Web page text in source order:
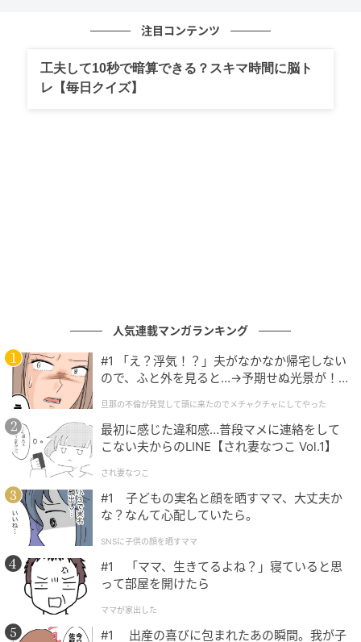
んです」と熱い思いも語っていました。
現場を支える姿勢と熱意
#1 夫の「元不倫相手」から、１通の手紙が
届きました。
の記事をもっとみる
注目コンテンツ
工夫して10秒で暗算できる？スキマ時間に脳ト
レ【毎日クイズ】
人気連載マンガランキング
#1 「え？浮気！？」夫がなかなか帰宅しない
ので、ふと外を見ると…→予期せぬ光景が！
クチャにしてやった
旦那の不倫が発覚して頭に来たのでメチャクチャにしてやった
最初に感じた違和感…普段マメに連絡をして
こない夫からのLINE【され妻なつこ Vol.1】
され妻なつこ
#1 子どもの実名と顔を晒すママ、大丈夫か
な？なんて心配していたら。
SNSに子供の顔を晒すママ
#1 「ママ、生きてるよね？」寝ていると思
って部屋を開けたら
ママが家出した
#1 出産の喜びに包まれたあの瞬間。我が子